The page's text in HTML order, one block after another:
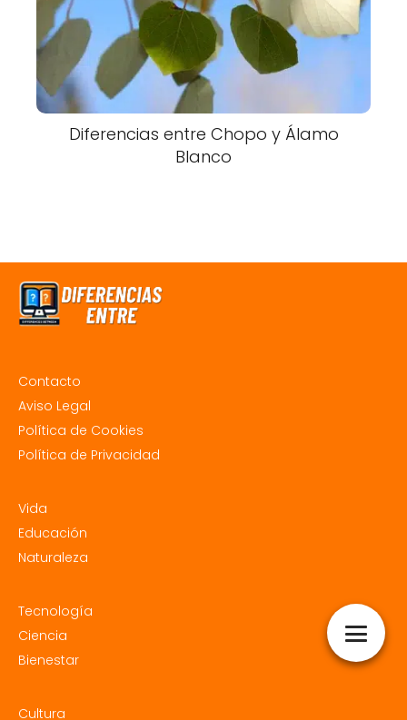
Diferencias entre Chopo y Álamo
Blanco
Contacto
Aviso Legal
Política de Cookies
Política de Privacidad
Vida
Educación
Naturaleza
Tecnología
Ciencia
Bienestar
Cultura